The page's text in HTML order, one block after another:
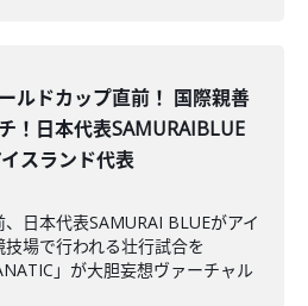
ルドカップ直前！ 国際親善
！日本代表SAMURAIBLUE
スランド代表
日本代表SAMURAI BLUEがアイ
場で行われる壮行試合を
」が大胆妄想ヴァーチャル